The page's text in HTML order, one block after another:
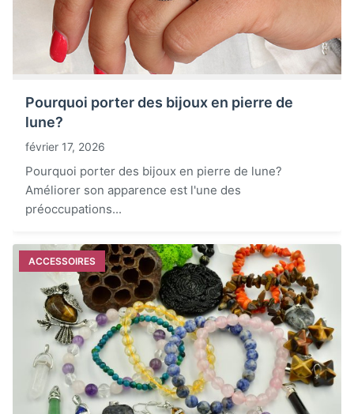
Pourquoi porter des bijoux en pierre de
lune?
février 17, 2026
Pourquoi porter des bijoux en pierre de lune?
Améliorer son apparence est l'une des
préoccupations...
ACCESSOIRES